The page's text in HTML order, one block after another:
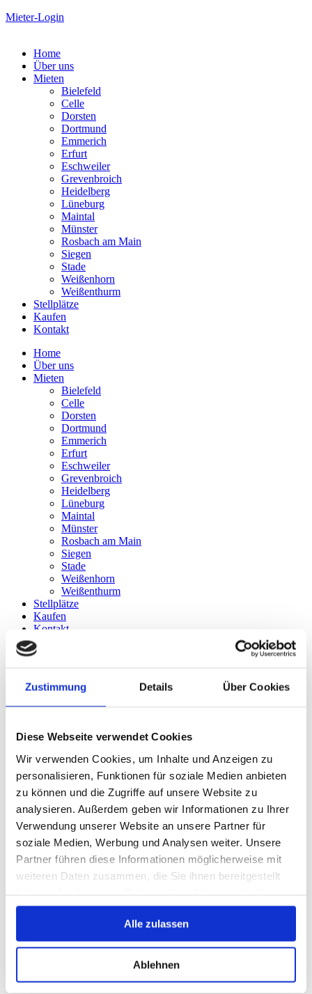
Zustimmung Details Über Cookies
Diese Webseite verwendet Cookies
Wir verwenden Cookies, um Inhalte und Anzeigen zu
personalisieren, Funktionen für soziale Medien anbieten
zu können und die Zugriffe auf unsere Website zu
analysieren. Außerdem geben wir Informationen zu Ihrer
Verwendung unserer Website an unsere Partner für
soziale Medien, Werbung und Analysen weiter. Unsere
Partner führen diese Informationen möglicherweise mit
weiteren Daten zusammen, die Sie ihnen bereitgestellt
gesammelt haben.
Alle zulassen
Ablehnen
Mieter-Login
Home
Über uns
Mieten
Bielefeld
Celle
Dorsten
Dortmund
Emmerich
Erfurt
Eschweiler
Grevenbroich
Heidelberg
Lüneburg
Maintal
Münster
Rosbach am Main
Siegen
Stade
Weißenhorn
Weißenthurm
Stellplätze
Kaufen
Kontakt
Home
Über uns
Mieten
Bielefeld
Celle
Dorsten
Dortmund
Emmerich
Erfurt
Eschweiler
Grevenbroich
Heidelberg
Lüneburg
Maintal
Münster
Rosbach am Main
Siegen
Stade
Weißenhorn
Weißenthurm
Stellplätze
Kaufen
Kontakt
Termin buchen
Home
Celle
Dortmund
Emmerich
Erfurt
Grevenbroich
Heidelberg
Lüneburg
Maintal
Münster
Rosbach am Main
Stellplätze
Kaufen